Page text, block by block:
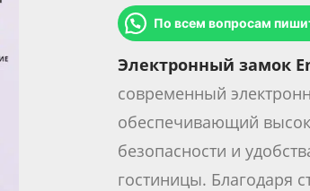
По всем вопросам
Электронный замок
современный
обеспечивающий
безопасности и
гостиницы. Благодаря